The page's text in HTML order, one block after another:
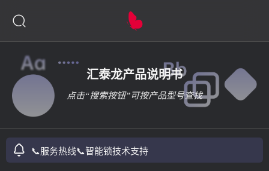
汇泰龙产品说明书
点击“搜索按钮”可按产品型号查找
📞服务热线📞智能锁技术支持